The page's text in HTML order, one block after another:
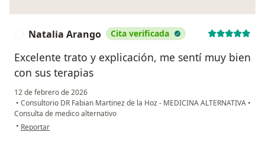
Natalia Arango Cita verificada
Excelente trato y explicación, me sentí muy bien
con sus terapias
12 de febrero de 2026
• Consultorio DR Fabian Martinez de la Hoz - MEDICINA ALTERNATIVA •
Consulta de medico alternativo
• en opinión del usuario Natalia Arango
Reportar